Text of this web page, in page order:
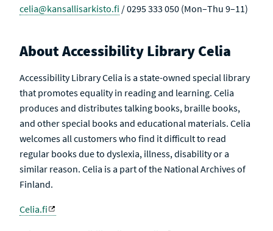
celia@kansallisarkisto.fi / 0295 333 050 (Mon–Thu 9–11)
About Accessibility Library Celia
Accessibility Library Celia is a state-owned special library
that promotes equality in reading and learning. Celia
produces and distributes talking books, braille books,
and other special books and educational materials. Celia
welcomes all customers who find it difficult to read
regular books due to dyslexia, illness, disability or a
similar reason. Celia is a part of the National Archives of
Finland.
Celia.fi